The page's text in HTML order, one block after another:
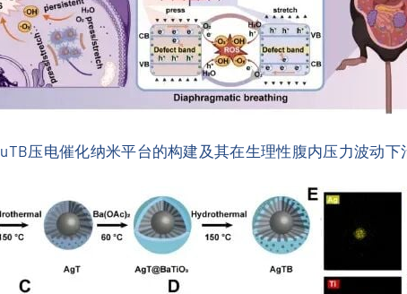
压电催化纳米平台的构建及其在生理性腹内压力波动